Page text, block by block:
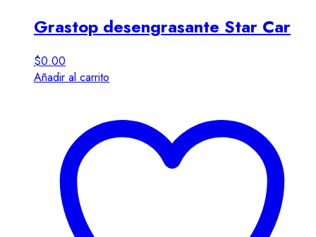
Grastop desengrasante Star Car
$0.00
Añadir al carrito